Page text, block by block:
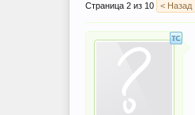
Страница 2 из 10 < Назад